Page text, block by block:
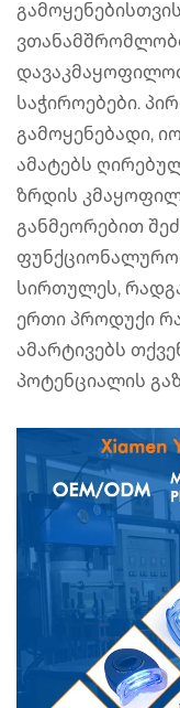
საჭიროებები.
გამოყენებადი,
ამატებს
ზრდის
განმეორებით
სირთულეს,
ერთი პროდუქი
ამარტივებს
პოტენციალის